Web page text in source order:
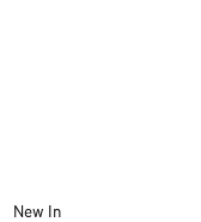
New In